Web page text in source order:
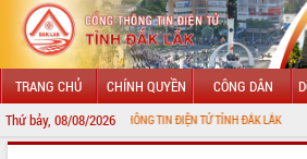
TRANG CHỦ CHÍNH QUYỀN CÔNG DÂN
Thứ bảy, 08/08/2026
THÔNG TIN ĐIỆN TỬ TỈNH ĐẮK LẮK